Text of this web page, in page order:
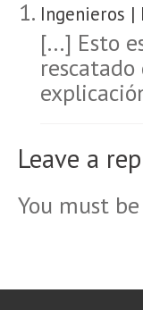
Ingenieros
[…] Esto
Leave a
You must be